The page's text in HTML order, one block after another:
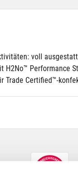
voll
Trade Certified™-